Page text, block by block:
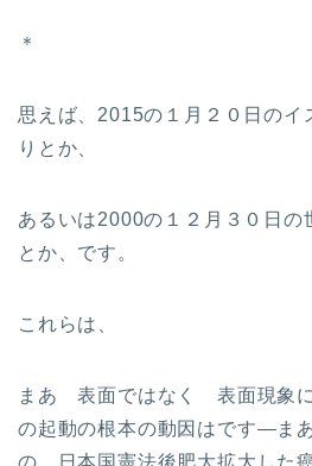
＊
思えば、2015の１月２０日のイ
りとか、
あるいは2000の１２月３０日の
とか、です。
これらは、
まあ 表面ではなく 表面現象
の起動の根本の動因はです—ま